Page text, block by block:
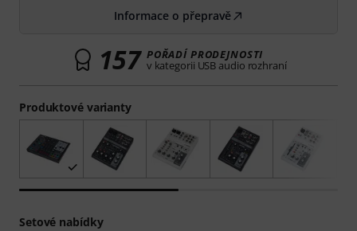
Produktové varianty
Informace o přepravě
157 POŘADÍ PRODEJNOSTI
v kategorii USB audio rozhraní
Setové nabídky